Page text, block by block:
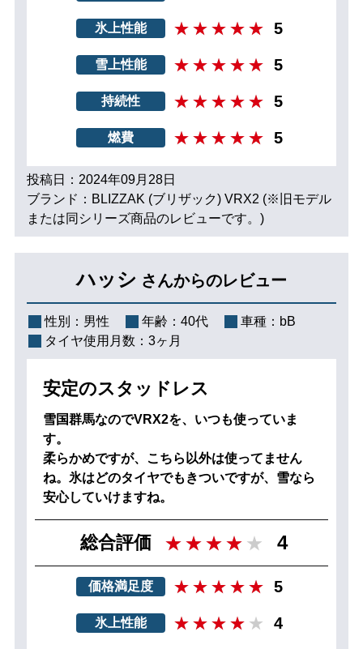
氷上性能 5
雪上性能 5
持続性 5
燃費 5
投稿日：2024年09月28日
ブランド：BLIZZAK (ブリザック) VRX2 (※旧モデル
または同シリーズ商品のレビューです。)
ハッシ さんからのレビュー
性別： 男性 年齢： 40代 車種： bB
タイヤ使用月数： 3ヶ月
安定のスタッドレス
雪国群馬なのでVRX2を、いつも使っていま
す。
柔らかめですが、こちら以外は使ってません
ね。氷はどのタイヤでもきついですが、雪なら
安心していけますね。
総合評価 4
価格満足度 5
氷上性能 4